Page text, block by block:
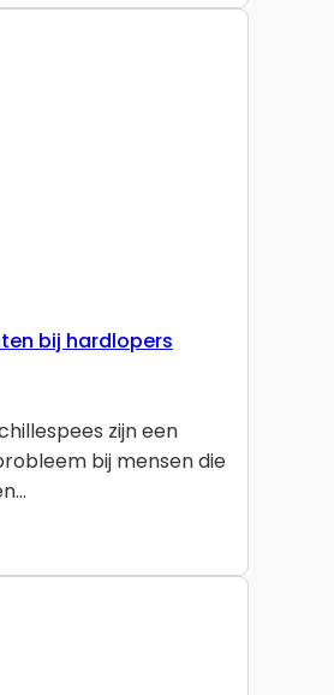
bij hardlopers
zijn een
bij mensen die